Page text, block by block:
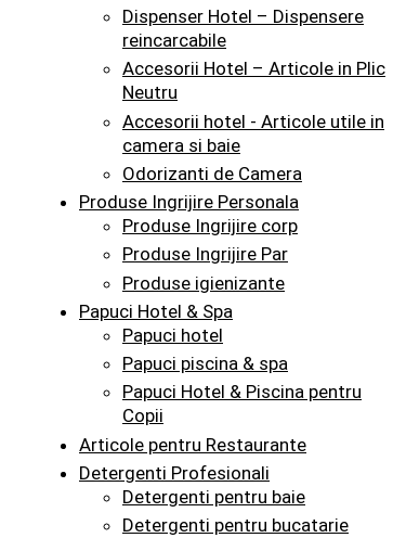
Dispenser Hotel – Dispensere
reincarcabile
Accesorii Hotel – Articole in Plic
Neutru
Accesorii hotel - Articole utile in
camera si baie
Odorizanti de Camera
Produse Ingrijire Personala
Produse Ingrijire corp
Produse Ingrijire Par
Produse igienizante
Papuci Hotel & Spa
Papuci hotel
Papuci piscina & spa
Papuci Hotel & Piscina pentru
Copii
Articole pentru Restaurante
Detergenti Profesionali
Detergenti pentru baie
Detergenti pentru bucatarie